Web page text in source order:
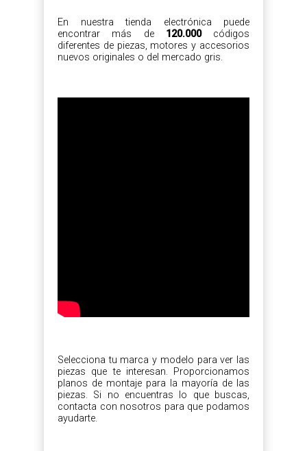
En nuestra tienda electrónica puede
encontrar más de 120.000códigos
diferentes de piezas, motores y accesorios
nuevos originales o del mercado gris.
Selecciona tu marca y modelo para ver las
piezas que te interesan. Proporcionamos
planos de montaje para la mayoría de las
piezas. Si no encuentras lo que buscas,
contacta con nosotros para que podamos
ayudarte.